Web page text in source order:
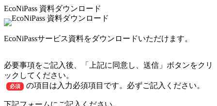
EcoNiPass 資料ダウンロード
EcoNiPassサービス資料をダウンロードいただけます。
必要事項をご記入後、「上記に同意し、送信」ボタンをクリ
ックしてください。
必須 の項目は入力必須項目です。必ずご記入ください。
下記フォームにご記入ください。